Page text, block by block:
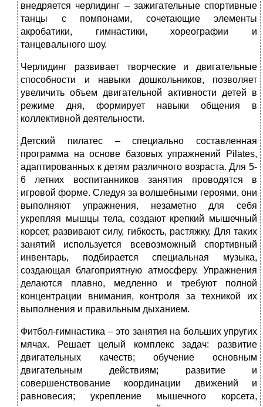
внедряется черлидинг – зажигательные спортивные
танцы с помпонами, сочетающие элементы
акробатики, гимнастики, хореографии и
танцевального шоу.
Черлидинг развивает творческие и двигательные
способности и навыки дошкольников, позволяет
увеличить объем двигательной активности детей в
режиме дня, формирует навыки общения в
коллективной деятельности.
Детский пилатес – специально составленная
программа на основе базовых упражнений Pilates,
адаптированных к детям различного возраста. Для 5-
6 летних воспитанников занятия проводятся в
игровой форме. Следуя за волшебными героями, они
выполняют упражнения, незаметно для себя
укрепляя мышцы тела, создают крепкий мышечный
корсет, развивают силу, гибкость, растяжку. Для таких
занятий используется всевозможный спортивный
инвентарь, подбирается специальная музыка,
создающая благоприятную атмосферу. Упражнения
делаются плавно, медленно и требуют полной
концентрации внимания, контроля за техникой их
выполнения и правильным дыханием.
Фитбол-гимнастика – это занятия на больших упругих
мячах. Решает целый комплекс задач: развитие
двигательных качеств; обучение основным
двигательным действиям; развитие и
совершенствование координации движений и
равновесия; укрепление мышечного корсета,